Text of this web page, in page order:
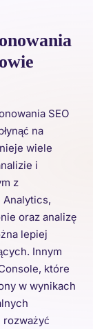
SEO
na
wiele
i
z
Analytics,
oraz analizę
lepiej
Innym
które
w wynikach